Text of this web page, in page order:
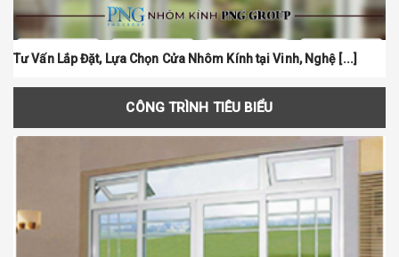
Tư Vấn Lắp Đặt, Lựa Chọn Cửa Nhôm Kính tại Vinh, Nghệ [...]
CÔNG TRÌNH TIÊU BIỂU